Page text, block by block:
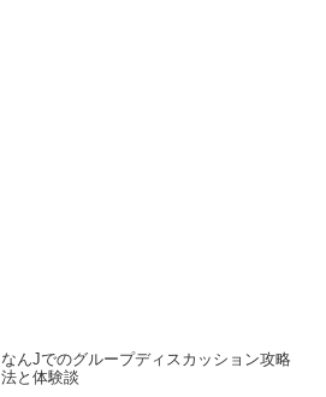
なんJでのグループディスカッション攻略
法と体験談